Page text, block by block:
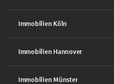
Immobilien Köln
Immobilien Hannover
Immobilien Münster